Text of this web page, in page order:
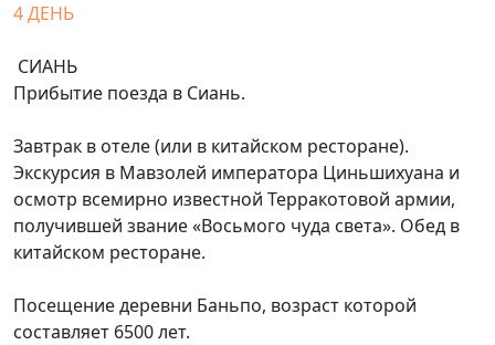
4 ДЕНЬ
СИАНЬ
Прибытие поезда в Сиань.
Завтрак в отеле (или в китайском ресторане).
Экскурсия в Мавзолей императора Циньшихуана и
осмотр всемирно известной Терракотовой армии,
получившей звание «Восьмого чуда света». Обед в
китайском ресторане.
Посещение деревни Баньпо, возраст которой
составляет 6500 лет.